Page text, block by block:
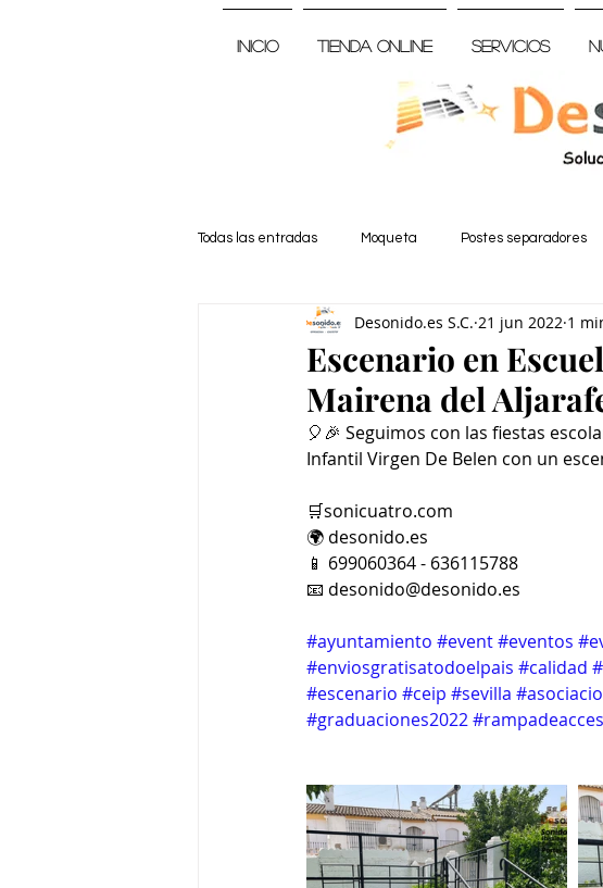
Inicio Tienda Online Servicios
Todas las entradas Moqueta Postes separadores
Escenario en
Mairena del
Desonido.es S.C. 21 jun 2022 1
🎈🎉 Seguimos con las fiestas
Infantil Virgen De Belen con un
🛒sonicuatro.com
🌍 desonido.es
📱 699060364 - 636115788
📧 desonido@desonido.es
#ayuntamiento #event#eventos
#enviosgratisatodoelpais #calidad
#escenario #ceip #sevilla
#graduaciones2022